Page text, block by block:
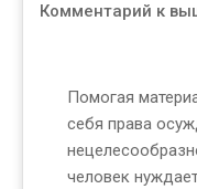
Комментарий к
Помогая
себя права
человек